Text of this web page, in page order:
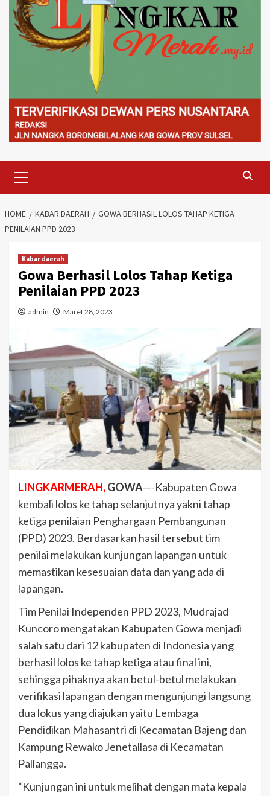
Menu
HOME KABAR DAERAH
GOWA BERHASIL LOLOS TAHAP KETIGA
PENILAIAN PPD 2023
Kabar daerah
Gowa Berhasil Lolos Tahap Ketiga
Penilaian PPD 2023
admin Maret 28, 2023
LINGKARMERAH,GOWA—-Kabupaten Gowa
kembali lolos ke tahap selanjutnya yakni tahap
ketiga penilaian Penghargaan Pembangunan
(PPD) 2023. Berdasarkan hasil tersebut tim
penilai melakukan kunjungan lapangan untuk
memastikan kesesuaian data dan yang ada di
lapangan.
Tim Penilai Independen PPD 2023, Mudrajad
Kuncoro mengatakan Kabupaten Gowa menjadi
salah satu dari 12 kabupaten di Indonesia yang
berhasil lolos ke tahap ketiga atau final ini,
sehingga pihaknya akan betul-betul melakukan
verifikasi lapangan dengan mengunjungi langsung
dua lokus yang diajukan yaitu Lembaga
Pendidikan Mahasantri di Kecamatan Bajeng dan
Kampung Rewako Jenetallasa di Kecamatan
Pallangga.
“Kunjungan ini untuk melihat dengan mata kepala